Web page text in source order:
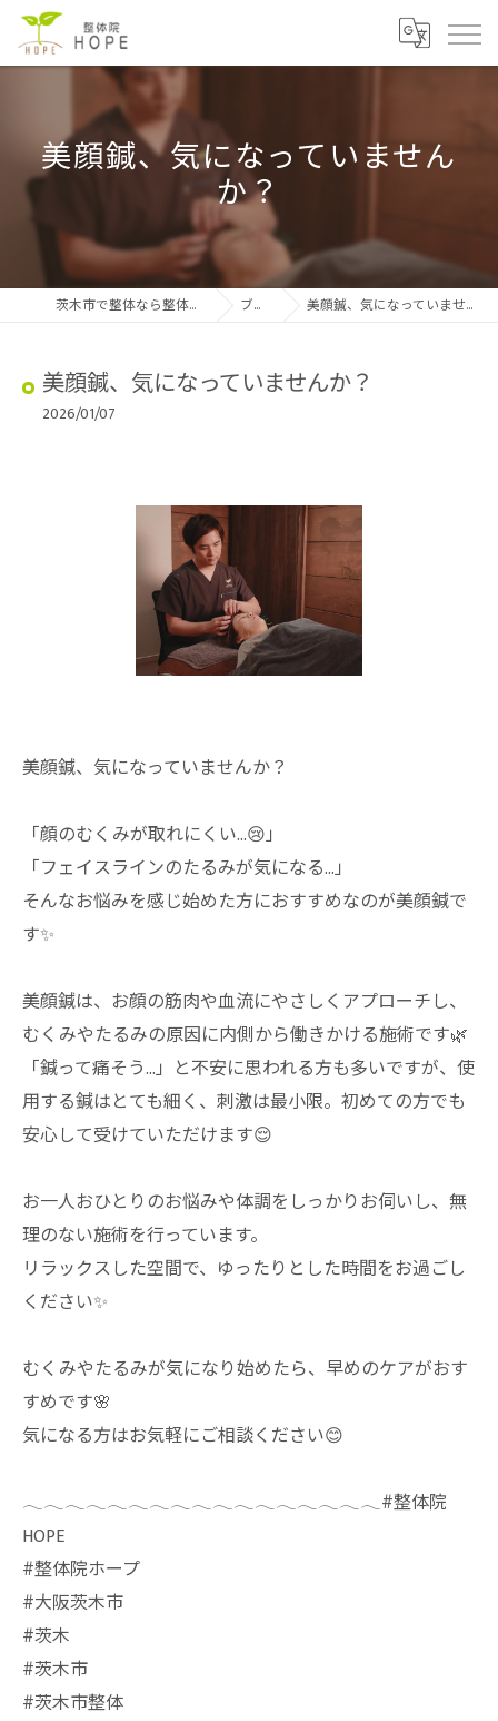
美顔鍼、気になっていません
か？
茨木市で整体なら整体院HOPE ブログ 美顔鍼、気になっていませんか？
美顔鍼、気になっていませんか？
2026/01/07
美顔鍼、気になっていませんか？
「顔のむくみが取れにくい…😢」
「フェイスラインのたるみが気になる…」
そんなお悩みを感じ始めた方におすすめなのが美顔鍼で
す✨
美顔鍼は、お顔の筋肉や血流にやさしくアプローチし、
むくみやたるみの原因に内側から働きかける施術です🌿
「鍼って痛そう…」と不安に思われる方も多いですが、使
用する鍼はとても細く、刺激は最小限。初めての方でも
安心して受けていただけます😌
お一人おひとりのお悩みや体調をしっかりお伺いし、無
理のない施術を行っています。
リラックスした空間で、ゆったりとした時間をお過ごし
ください✨
むくみやたるみが気になり始めたら、早めのケアがおす
すめです🌸
気になる方はお気軽にご相談ください😊
𓂃𓂃𓂃𓂃𓂃𓂃𓂃𓂃𓂃𓂃𓂃𓂃𓂃𓂃𓂃𓂃𓂃⁡#整体院
HOPE
#整体院ホープ
#大阪茨木市
#茨木
#茨木市
#茨木市整体